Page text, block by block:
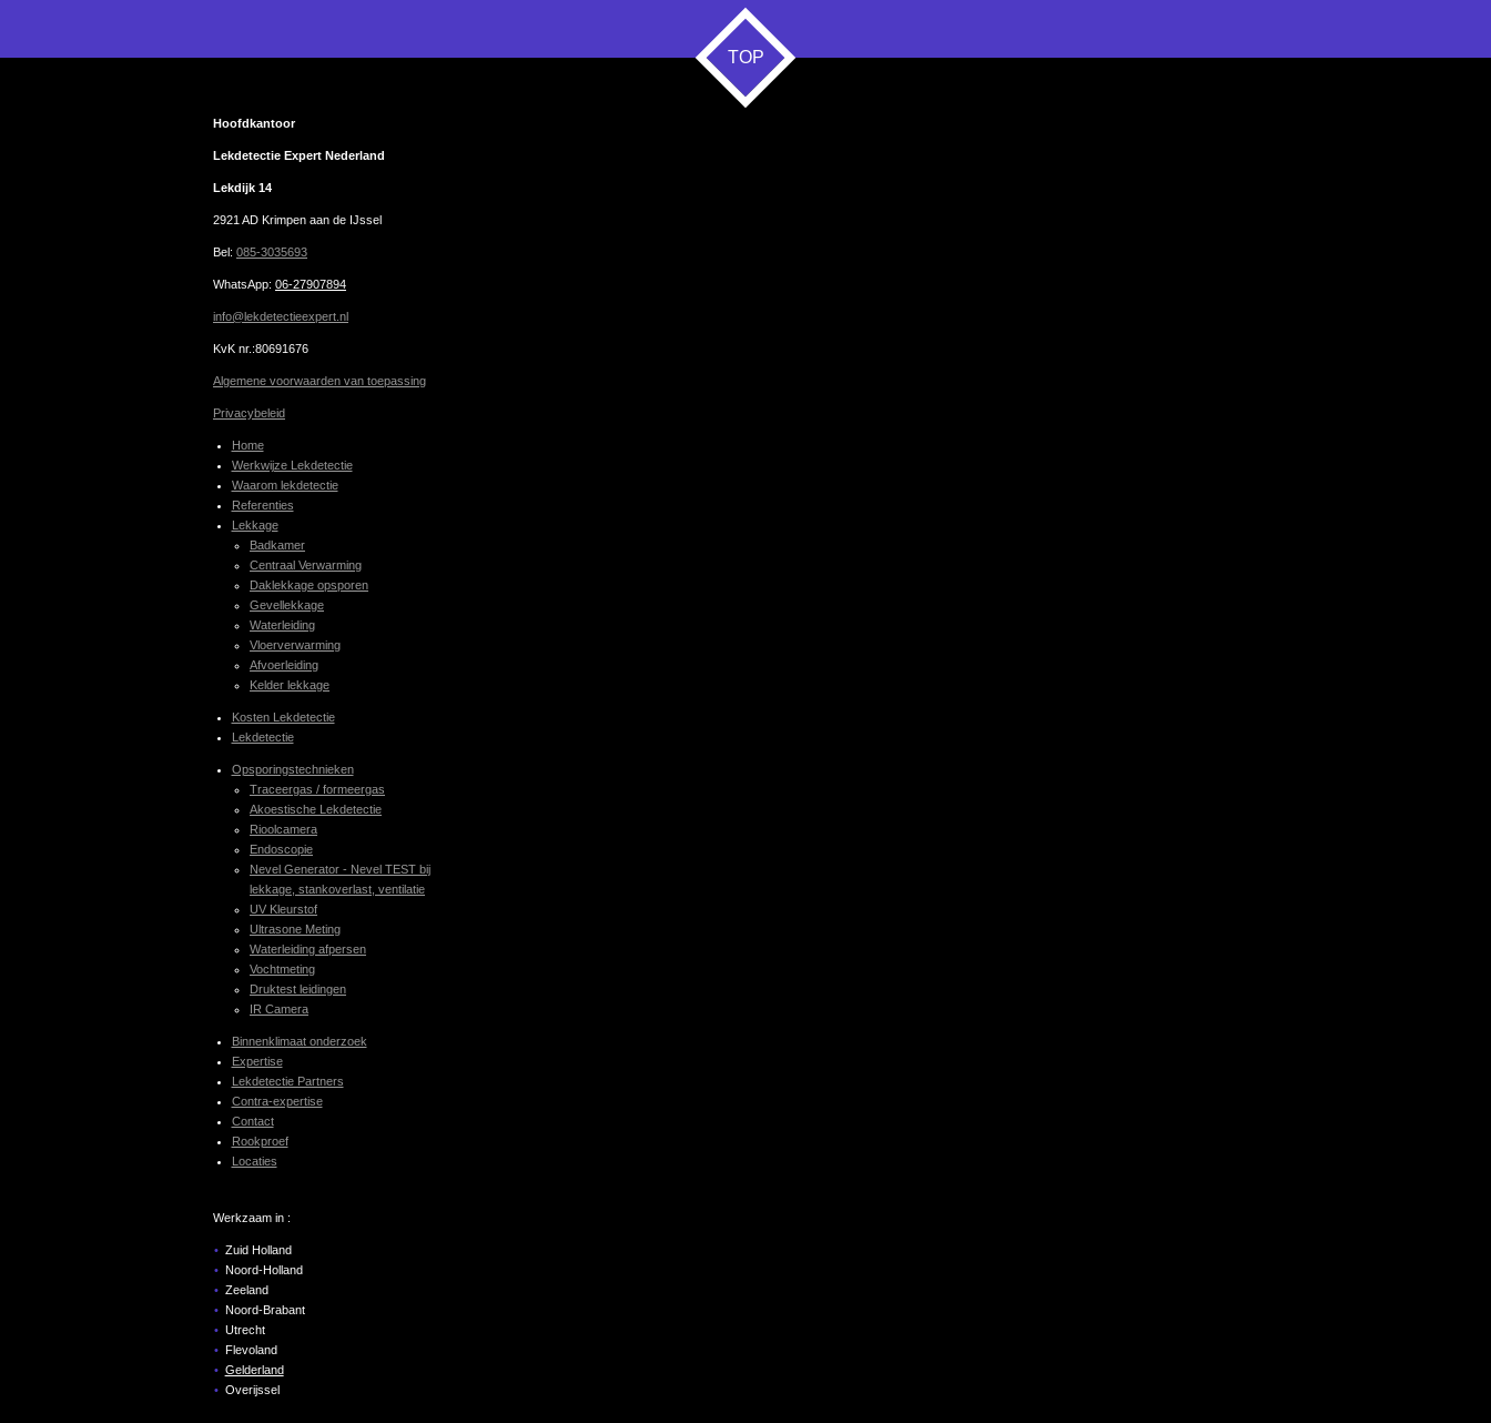
TOP
Hoofdkantoor
Lekdetectie Expert Nederland
Lekdijk 14
2921 AD Krimpen aan de IJssel
Bel: 085-3035693
WhatsApp: 06-27907894
info@lekdetectieexpert.nl
KvK nr.:80691676
Algemene voorwaarden van toepassing
Privacybeleid
Home
Werkwijze Lekdetectie
Waarom lekdetectie
Referenties
Lekkage
Badkamer
Centraal Verwarming
Daklekkage opsporen
Gevellekkage
Waterleiding
Vloerverwarming
Afvoerleiding
Kelder lekkage
Kosten Lekdetectie
Lekdetectie
Opsporingstechnieken
Traceergas / formeergas
Akoestische Lekdetectie
Rioolcamera
Endoscopie
Nevel Generator - Nevel TEST bij
lekkage, stankoverlast, ventilatie
UV Kleurstof
Ultrasone Meting
Waterleiding afpersen
Vochtmeting
Druktest leidingen
IR Camera
Binnenklimaat onderzoek
Expertise
Lekdetectie Partners
Contra-expertise
Contact
Rookproef
Locaties
Werkzaam in :
Zuid Holland
Noord-Holland
Zeeland
Noord-Brabant
Utrecht
Flevoland
Gelderland
Overijssel